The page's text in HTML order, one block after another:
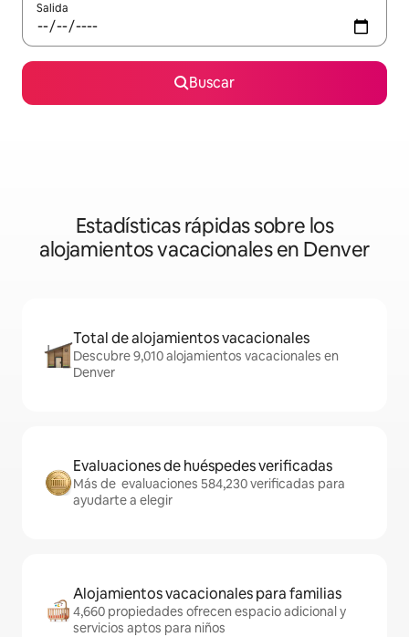
Salida
Buscar
Estadísticas rápidas sobre los
alojamientos vacacionales en Denver
Total de alojamientos vacacionales
Descubre 9,010 alojamientos vacacionales en
Denver
Evaluaciones de huéspedes verificadas
Más de evaluaciones 584,230 verificadas para
ayudarte a elegir
Alojamientos vacacionales para familias
4,660 propiedades ofrecen espacio adicional y
servicios aptos para niños